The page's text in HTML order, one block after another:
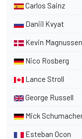
Carlos Sainz
Daniil Kvyat
Kevin Magnussen
Nico Rosberg
Lance Stroll
George Russell
Mick
Esteban Ocon